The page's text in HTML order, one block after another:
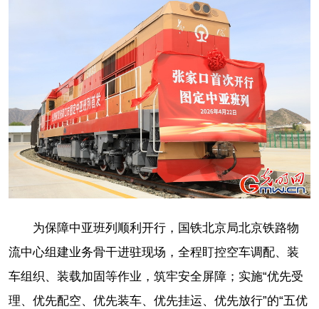
为保障中亚班列顺利开行，国铁北京局北京铁路物
流中心组建业务骨干进驻现场，全程盯控空车调配、装
车组织、装载加固等作业，筑牢安全屏障；实施“优先受
理、优先配空、优先装车、优先挂运、优先放行”的“五优